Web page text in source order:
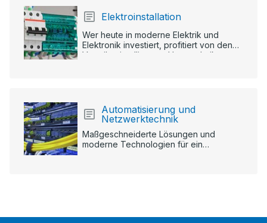
Elektroinstallation
Wer heute in moderne Elektrik und
Elektronik investiert, profitiert von den
Vorteilen intelligenter Haustechnik.
Automatisierung und
Netzwerktechnik
Maßgeschneiderte Lösungen und
moderne Technologien für ein